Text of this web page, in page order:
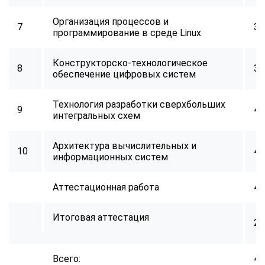
7
Организация процессов и
программирование в среде Linux
32
8
Конструкторско-технологическое
обеспечение цифровых систем
34
9
Технология разработки сверхбольших
интегральных схем
40
10
Архитектура вычислительных и
информационных систем
40
Аттестационная работа 40
Итоговая аттестация 2
Всего: